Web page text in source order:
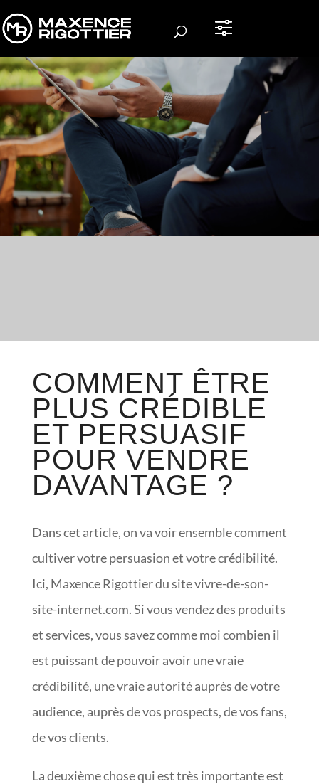
COMMENT ÊTRE
PLUS CRÉDIBLE
ET PERSUASIF
POUR VENDRE
DAVANTAGE ?
Dans cet article, on va voir ensemble comment
cultiver votre persuasion et votre crédibilité.
Ici, Maxence Rigottier du site vivre-de-son-
site-internet.com. Si vous vendez des produits
et services, vous savez comme moi combien il
est puissant de pouvoir avoir une vraie
crédibilité, une vraie autorité auprès de votre
audience, auprès de vos prospects, de vos fans,
de vos clients.
La deuxième chose qui est très importante est